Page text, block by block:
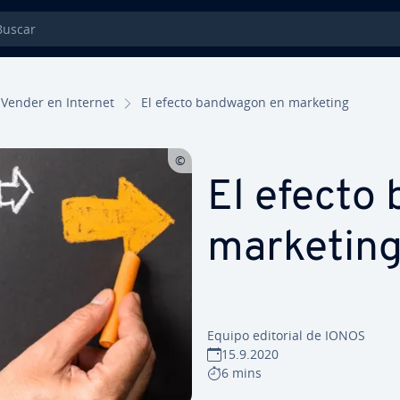
Vender en Internet El efecto bandwagon en marketing
El efecto
marketing
Equipo editorial de IONOS
15.9.2020
6 mins